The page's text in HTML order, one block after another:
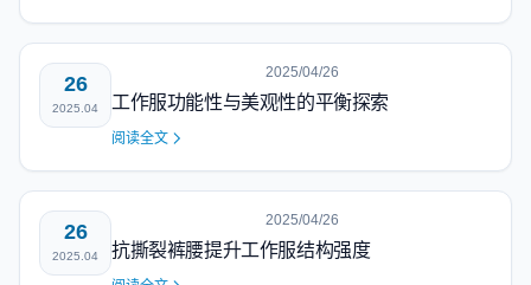
26
2025.04
2025/04/26
工作服功能性与美观性的平衡探索
阅读全文
26
2025.04
2025/04/26
抗撕裂裤腰提升工作服结构强度